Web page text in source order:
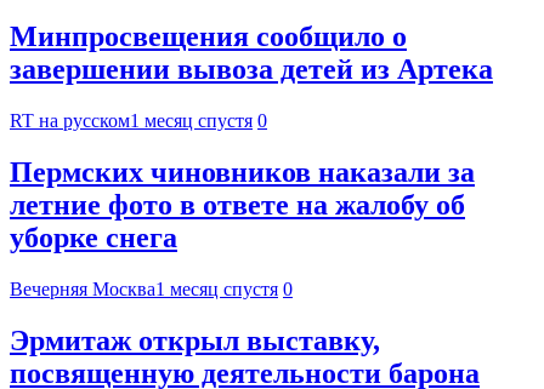
Минпросвещения сообщило о
завершении вывоза детей из Артека
RT на русском1 месяц спустя 0
Пермских чиновников наказали за
летние фото в ответе на жалобу об
уборке снега
Вечерняя Москва1 месяц спустя 0
Эрмитаж открыл выставку,
посвященную деятельности барона